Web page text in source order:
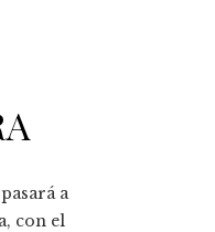
a
con el